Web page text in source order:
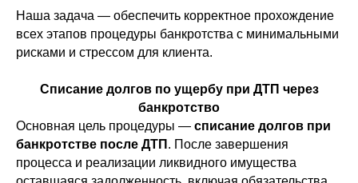
Наша задача — обеспечить корректное прохождение
всех этапов процедуры банкротства с минимальными
рисками и стрессом для клиента.
Списание долгов по ущербу при ДТП через
банкротство
Основная цель процедуры — списание долгов при
банкротстве после ДТП . После завершения
процесса и реализации ликвидного имущества